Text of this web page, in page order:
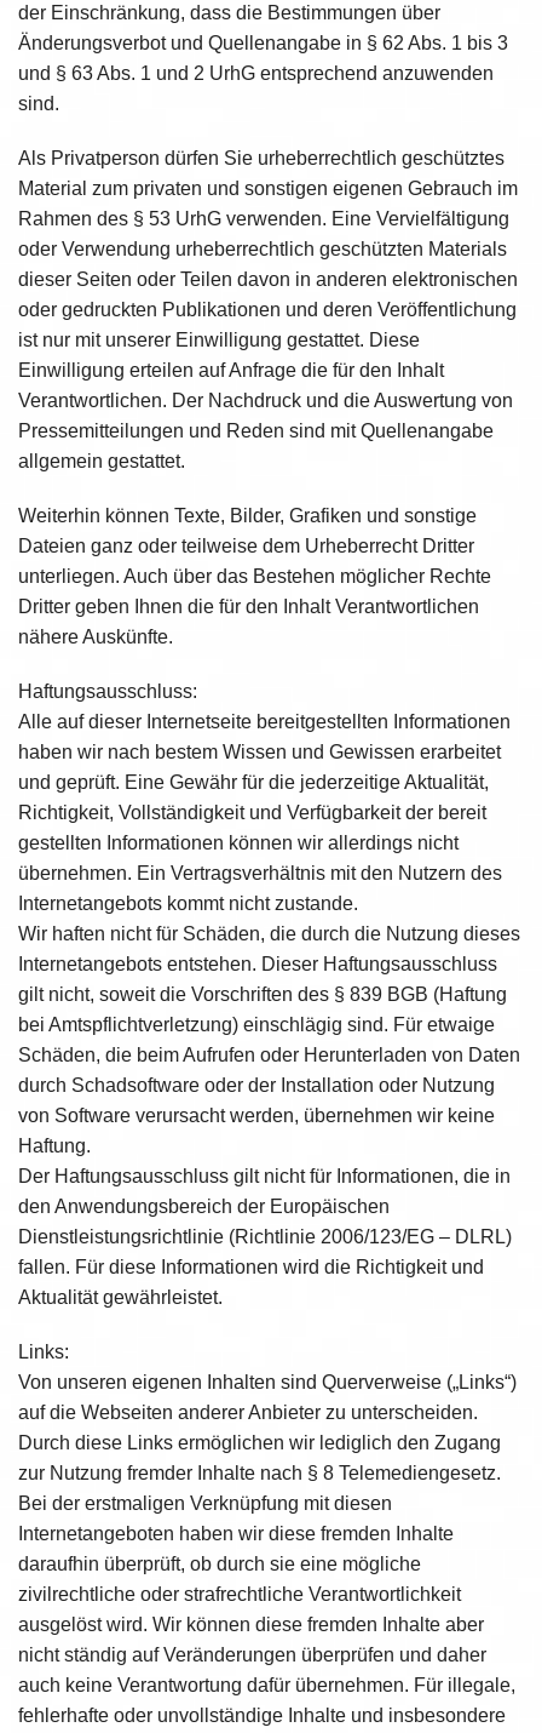
der Einschränkung, dass die Bestimmungen über
Änderungsverbot und Quellenangabe in § 62 Abs. 1 bis 3
und § 63 Abs. 1 und 2 UrhG entsprechend anzuwenden
sind.
Als Privatperson dürfen Sie urheberrechtlich geschütztes
Material zum privaten und sonstigen eigenen Gebrauch im
Rahmen des § 53 UrhG verwenden. Eine Vervielfältigung
oder Verwendung urheberrechtlich geschützten Materials
dieser Seiten oder Teilen davon in anderen elektronischen
oder gedruckten Publikationen und deren Veröffentlichung
ist nur mit unserer Einwilligung gestattet. Diese
Einwilligung erteilen auf Anfrage die für den Inhalt
Verantwortlichen. Der Nachdruck und die Auswertung von
Pressemitteilungen und Reden sind mit Quellenangabe
allgemein gestattet.
Weiterhin können Texte, Bilder, Grafiken und sonstige
Dateien ganz oder teilweise dem Urheberrecht Dritter
unterliegen. Auch über das Bestehen möglicher Rechte
Dritter geben Ihnen die für den Inhalt Verantwortlichen
nähere Auskünfte.
Haftungsausschluss:
Alle auf dieser Internetseite bereitgestellten Informationen
haben wir nach bestem Wissen und Gewissen erarbeitet
und geprüft. Eine Gewähr für die jederzeitige Aktualität,
Richtigkeit, Vollständigkeit und Verfügbarkeit der bereit
gestellten Informationen können wir allerdings nicht
übernehmen. Ein Vertragsverhältnis mit den Nutzern des
Internetangebots kommt nicht zustande.
Wir haften nicht für Schäden, die durch die Nutzung dieses
Internetangebots entstehen. Dieser Haftungsausschluss
gilt nicht, soweit die Vorschriften des § 839 BGB (Haftung
bei Amtspflichtverletzung) einschlägig sind. Für etwaige
Schäden, die beim Aufrufen oder Herunterladen von Daten
durch Schadsoftware oder der Installation oder Nutzung
von Software verursacht werden, übernehmen wir keine
Haftung.
Der Haftungsausschluss gilt nicht für Informationen, die in
den Anwendungsbereich der Europäischen
Dienstleistungsrichtlinie (Richtlinie 2006/123/EG – DLRL)
fallen. Für diese Informationen wird die Richtigkeit und
Aktualität gewährleistet.
Links:
Von unseren eigenen Inhalten sind Querverweise („Links“)
auf die Webseiten anderer Anbieter zu unterscheiden.
Durch diese Links ermöglichen wir lediglich den Zugang
zur Nutzung fremder Inhalte nach § 8 Telemediengesetz.
Bei der erstmaligen Verknüpfung mit diesen
Internetangeboten haben wir diese fremden Inhalte
daraufhin überprüft, ob durch sie eine mögliche
zivilrechtliche oder strafrechtliche Verantwortlichkeit
ausgelöst wird. Wir können diese fremden Inhalte aber
nicht ständig auf Veränderungen überprüfen und daher
auch keine Verantwortung dafür übernehmen. Für illegale,
fehlerhafte oder unvollständige Inhalte und insbesondere